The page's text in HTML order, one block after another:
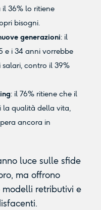
il 36% lo ritiene
bisogni.
generazioni: il
e i 34 anni vorrebbe
contro il 39%
: il 76% ritiene che il
la qualità della vita,
ancora in
luce sulle sfide
ma offrono
retributivi e